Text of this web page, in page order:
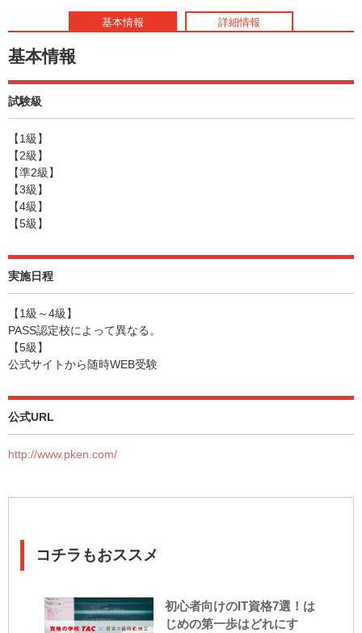
基本情報 詳細情報
基本情報
試験級
【1級】
【2級】
【準2級】
【3級】
【4級】
【5級】
実施日程
【1級～4級】
PASS認定校によって異なる。
【5級】
公式サイトから随時WEB受験
公式URL
http://www.pken.com/
コチラもおススメ
初心者向けのIT資格7選！は
じめの第一歩はどれにす